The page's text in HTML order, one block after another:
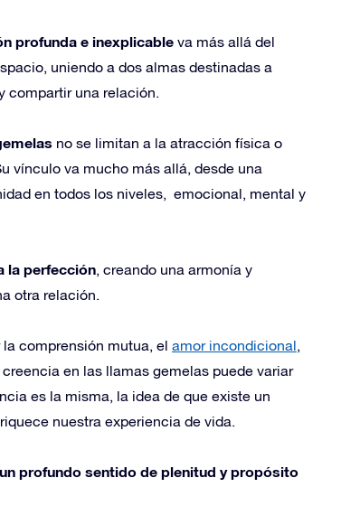
profunda e inexplicable va más allá del
uniendo a dos almas destinadas a
compartir una relación.
no se limitan a la atracción física o
vínculo va mucho más allá, desde una
en todos los niveles, emocional, mental y
la perfección, creando una armonía y
otra relación.
comprensión mutua, el amor incondicional,
en las llamas gemelas puede variar
es la misma, la idea de que existe un
nuestra experiencia de vida.
un profundo sentido de plenitud y propósito